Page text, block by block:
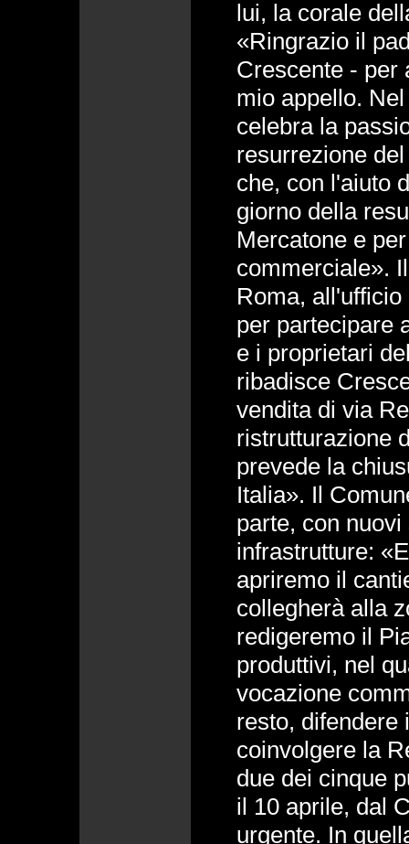
lui, la corale
«Ringrazio il
Crescente - per
mio appello.
celebra la
resurrezione
che, con l'aiuto
giorno della
Mercatone e
commerciale».
Roma,
per partecipare
e i proprietari
ribadisce
vendita di via
ristrutturazione
prevede la
Italia». Il
parte, con
infrastrutture:
apriremo il
collegherà alla
redigeremo il
produttivi, nel
vocazione
resto, difendere
coinvolgere la
due dei cinque
il 10 aprile, dal
urgente. In